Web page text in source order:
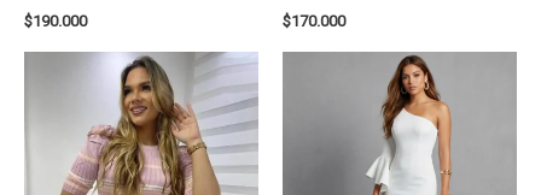
$190.000
$170.000